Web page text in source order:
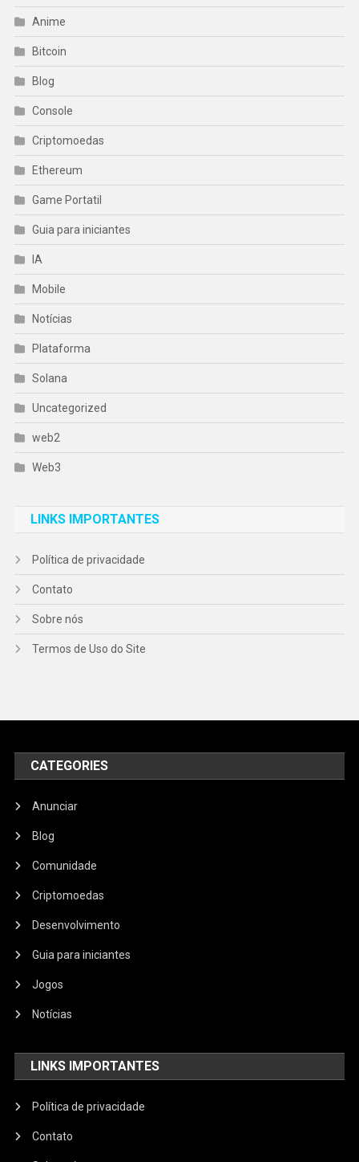
Anime
Bitcoin
Blog
Console
Criptomoedas
Ethereum
Game Portatil
Guia para iniciantes
IA
Mobile
Notícias
Plataforma
Solana
Uncategorized
web2
Web3
LINKS IMPORTANTES
Política de privacidade
Contato
Sobre nós
Termos de Uso do Site
CATEGORIES
Anunciar
Blog
Comunidade
Criptomoedas
Desenvolvimento
Guia para iniciantes
Jogos
Notícias
LINKS IMPORTANTES
Política de privacidade
Contato